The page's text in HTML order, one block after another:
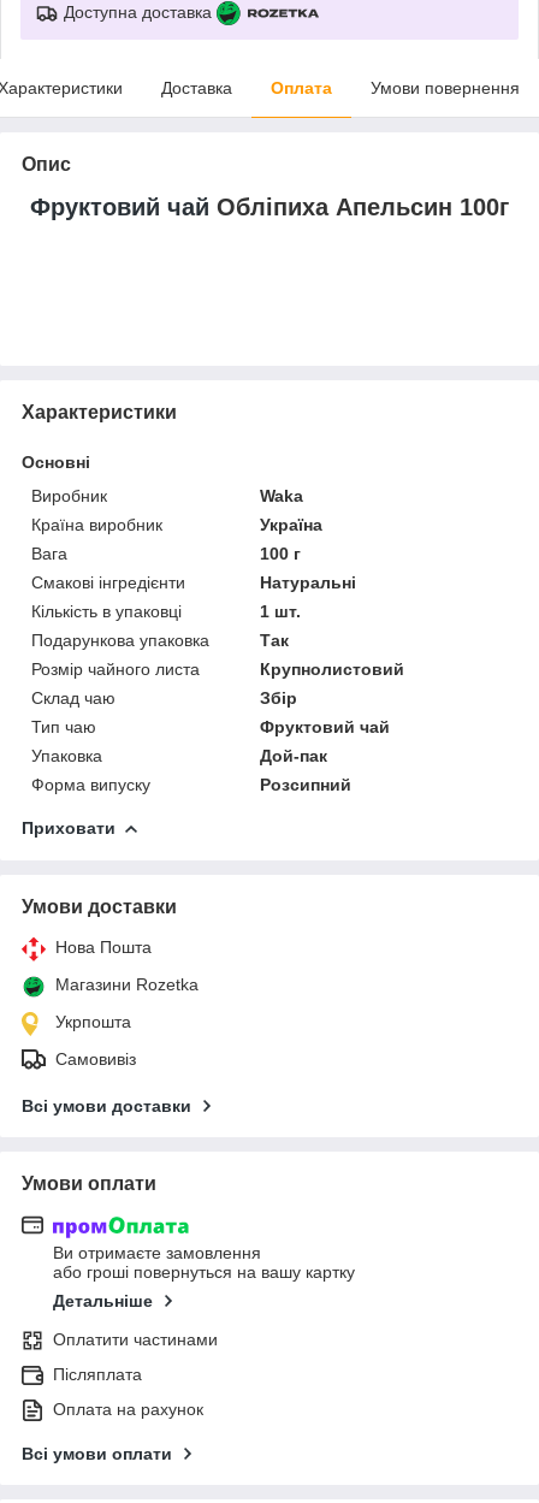
Доступна доставка
Доставка Оплата Умови повернення
Опис
Фруктовий чай Обліпиха Апельсин 100г
Характеристики
Основні
Виробник
Waka
Країна виробник
Україна
Вага
100 г
Смакові інгредієнти
Натуральні
Кількість в упаковці
1 шт.
Подарункова упаковка
Так
Розмір чайного листа
Крупнолистовий
Склад чаю
Збір
Тип чаю
Фруктовий чай
Упаковка
Дой-пак
Форма випуску
Розсипний
Приховати
Умови доставки
Нова Пошта
Магазини Rozetka
Укрпошта
Самовивіз
Всі умови доставки
Умови оплати
Ви отримаєте замовлення
або гроші повернуться на вашу картку
Детальніше
Оплатити частинами
Післяплата
Оплата на рахунок
Всі умови оплати